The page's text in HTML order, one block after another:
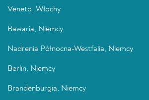
Veneto, Włochy
Bawaria, Niemcy
Nadrenia Północna-Westfalia, Niemcy
Berlin, Niemcy
Brandenburgia, Niemcy